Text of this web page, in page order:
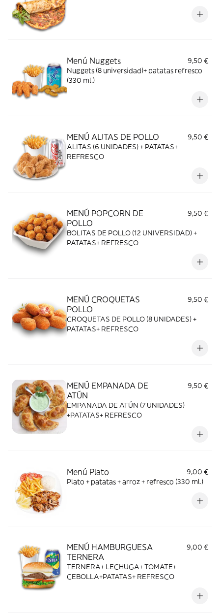
Menú Nuggets
9,50 €
Nuggets (8 universidad)+ patatas refresco
(330 ml.)
MENÚ ALITAS DE POLLO
9,50 €
ALITAS (6 UNIDADES) + PATATAS+
REFRESCO
MENÚ POPCORN DE
POLLO
9,50 €
BOLITAS DE POLLO (12 UNIVERSIDAD) +
PATATAS+ REFRESCO
MENÚ CROQUETAS
POLLO
9,50 €
CROQUETAS DE POLLO (8 UNIDADES) +
PATATAS+ REFRESCO
MENÚ EMPANADA DE
ATÚN
9,50 €
EMPANADA DE ATÚN (7 UNIDADES)
+PATATAS+ REFRESCO
Menú Plato
9,00 €
Plato + patatas + arroz + refresco (330 ml.)
MENÚ HAMBURGUESA
TERNERA
9,00 €
TERNERA+ LECHUGA+ TOMATE+
CEBOLLA+PATATAS+ REFRESCO